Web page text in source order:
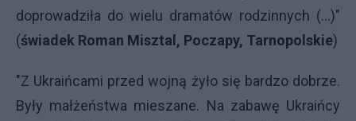
doprowadziła do wielu dramatów rodzinnych (...)"
(świadek Roman Misztal, Poczapy, Tarnopolskie)
"Z Ukraińcami przed wojną żyło się bardzo dobrze.
Były małżeństwa mieszane. Na zabawę Ukraińcy